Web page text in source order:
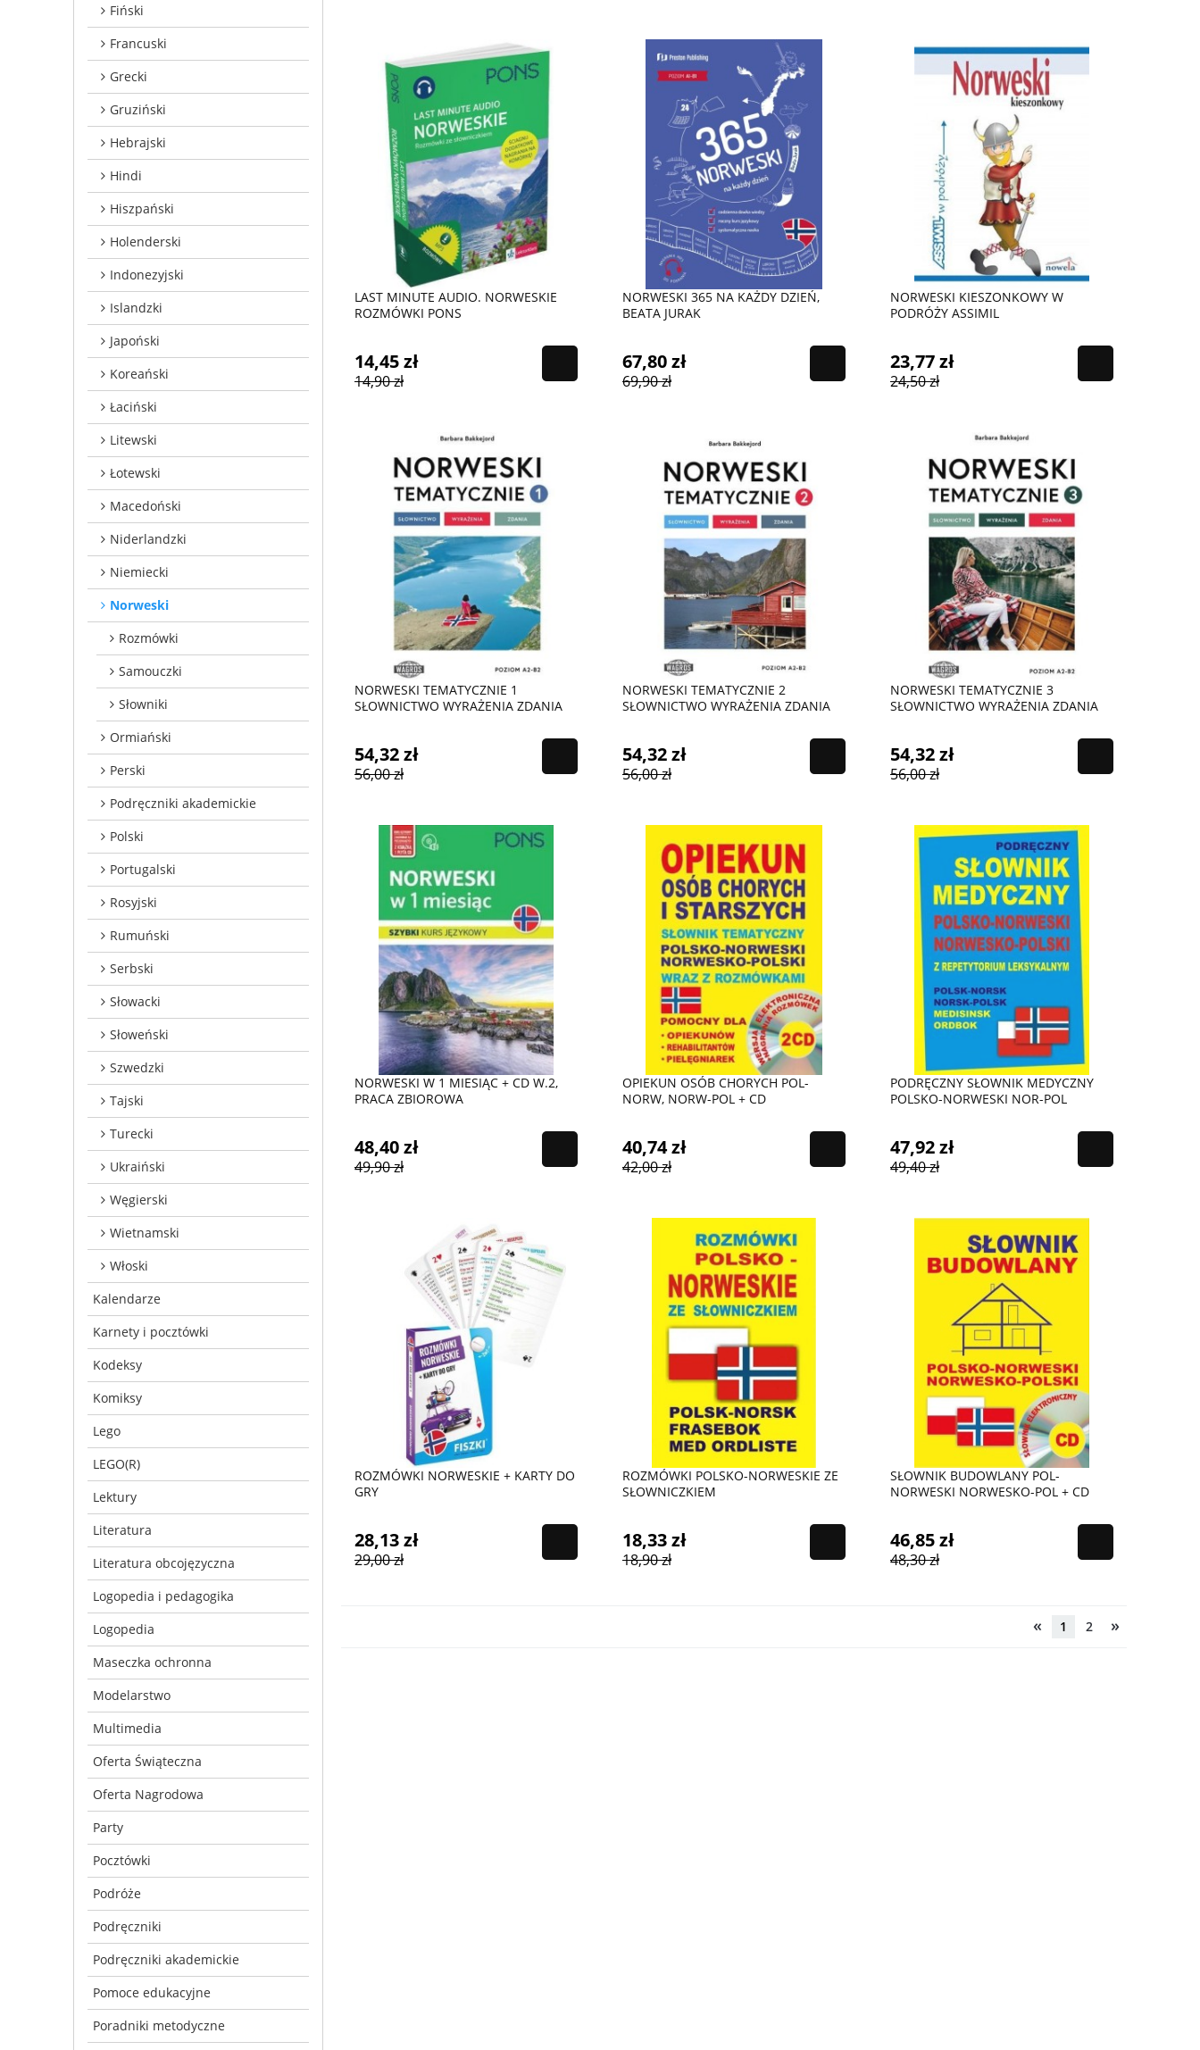
Fiński
Francuski
Grecki
Gruziński
Hebrajski
Hindi
Hiszpański
Holenderski
Indonezyjski
Islandzki
Japoński
Koreański
Łaciński
Litewski
Łotewski
Macedoński
Niderlandzki
Niemiecki
Norweski
Rozmówki
Samouczki
Słowniki
Ormiański
Perski
Podręczniki akademickie
Polski
Portugalski
Rosyjski
Rumuński
Serbski
Słowacki
Słoweński
Szwedzki
Tajski
Turecki
Ukraiński
Węgierski
Wietnamski
Włoski
Kalendarze
Karnety i pocztówki
Kodeksy
Komiksy
Lego
LEGO(R)
Lektury
Literatura
Literatura obcojęzyczna
Logopedia i pedagogika
Logopedia
Maseczka ochronna
Modelarstwo
Multimedia
Oferta Świąteczna
Oferta Nagrodowa
Party
Pocztówki
Podróże
Podręczniki
Podręczniki akademickie
Pomoce edukacyjne
Poradniki metodyczne
LAST MINUTE AUDIO. NORWESKIE
ROZMÓWKI PONS
14,45 zł
14,90 zł
NORWESKI 365 NA KAŻDY DZIEŃ,
BEATA JURAK
67,80 zł
69,90 zł
NORWESKI KIESZONKOWY W
PODRÓŻY ASSIMIL
23,77 zł
24,50 zł
NORWESKI TEMATYCZNIE 1
SŁOWNICTWO WYRAŻENIA ZDANIA
54,32 zł
56,00 zł
NORWESKI TEMATYCZNIE 2
SŁOWNICTWO WYRAŻENIA ZDANIA
54,32 zł
56,00 zł
NORWESKI TEMATYCZNIE 3
SŁOWNICTWO WYRAŻENIA ZDANIA
54,32 zł
56,00 zł
NORWESKI W 1 MIESIĄC + CD W.2,
PRACA ZBIOROWA
48,40 zł
49,90 zł
OPIEKUN OSÓB CHORYCH POL-
NORW, NORW-POL + CD
40,74 zł
42,00 zł
PODRĘCZNY SŁOWNIK MEDYCZNY
POLSKO-NORWESKI NOR-POL
47,92 zł
49,40 zł
ROZMÓWKI NORWESKIE + KARTY DO
GRY
28,13 zł
29,00 zł
ROZMÓWKI POLSKO-NORWESKIE ZE
SŁOWNICZKIEM
18,33 zł
18,90 zł
SŁOWNIK BUDOWLANY POL-
NORWESKI NORWESKO-POL + CD
46,85 zł
48,30 zł
« 1 2 »